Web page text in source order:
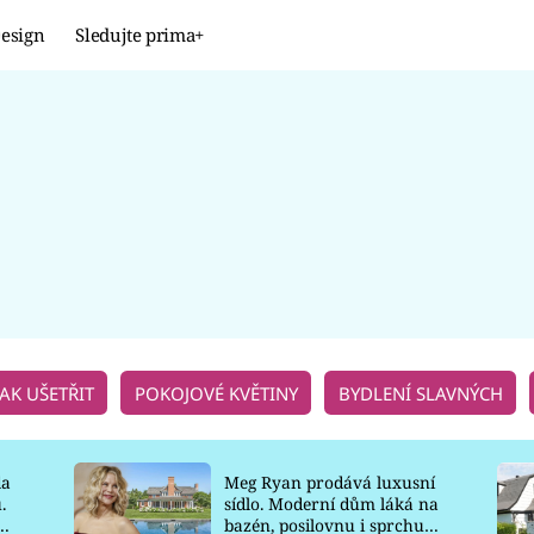
Sledujte prima+
UŠETŘIT POKOJOVÉ KVĚTINY BYDLENÍ SLAVNÝCH
Meg Ryan prodává luxusní
sídlo. Moderní dům láká na
bazén, posilovnu i sprchu